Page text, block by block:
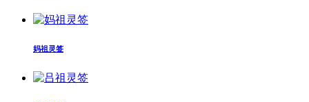
妈祖灵签